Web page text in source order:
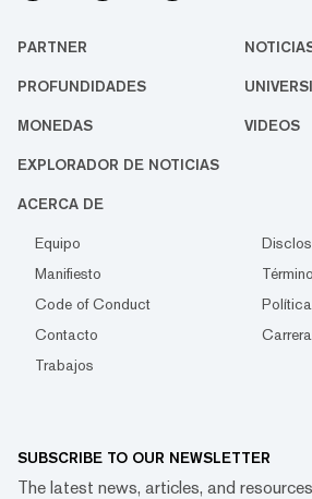
PARTNER
PROFUNDIDADES
MONEDAS VIDEOS
EXPLORADOR DE NOTICIAS
ACERCA DE
Equipo
Manifiesto
Code of Conduct
Contacto
Trabajos
SUBSCRIBE TO OUR NEWSLETTER
The latest news, articles, and